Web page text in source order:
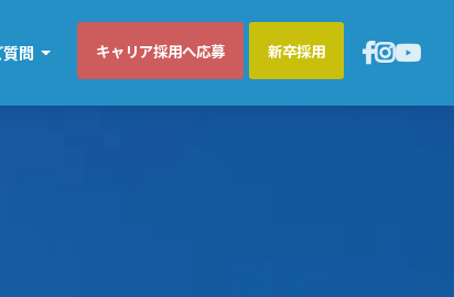
問 キャリア採用へ応募 新卒採用